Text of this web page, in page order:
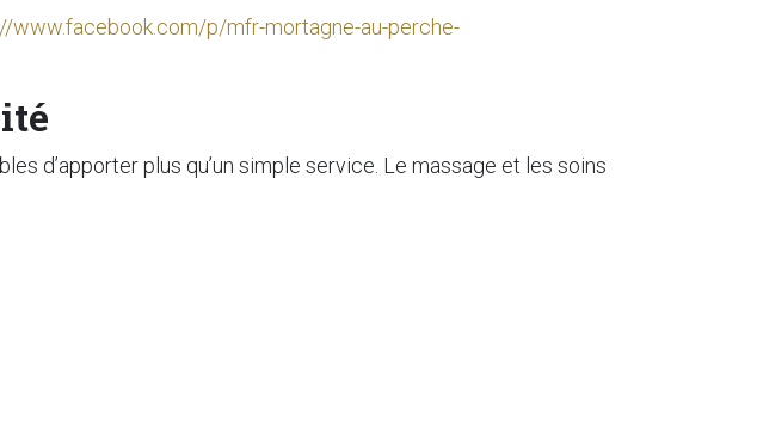
www.facebook.com/p/mfr-mortagne-au-perche-
d’apporter plus qu’un simple service. Le massage et les soins